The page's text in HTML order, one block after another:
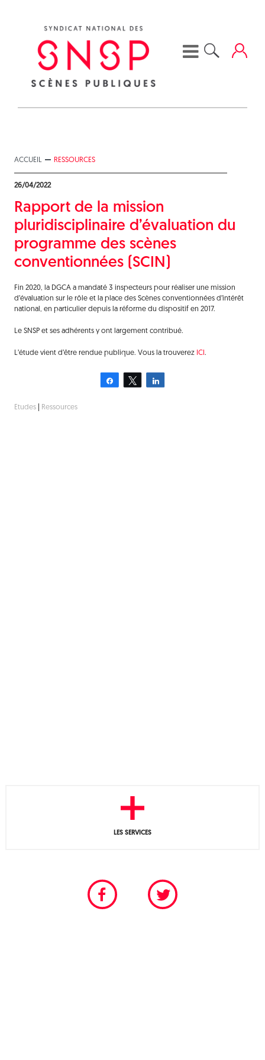
ACCUEIL RESSOURCES
26/04/2022
Rapport de la mission
pluridisciplinaire d’évaluation du
programme des scènes
conventionnées (SCIN)
Fin 2020, la DGCA a mandaté 3 inspecteurs pour réaliser une mission
d’évaluation sur le rôle et la place des Scènes conventionnées d’intérêt
national, en particulier depuis la réforme du dispositif en 2017.
Le SNSP et ses adhérents y ont largement contribué.
L’étude vient d’être rendue publique. Vous la trouverez ICI .
Partagez Tweetez
Etudes| Ressources
LES SERVICES